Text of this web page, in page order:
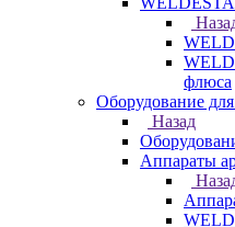
флюса
Оборудование
Назад
Аппараты